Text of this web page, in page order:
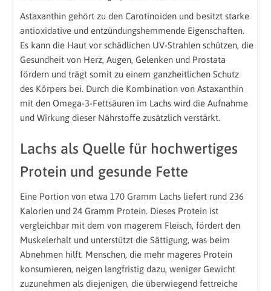
Astaxanthin gehört zu den Carotinoiden und besitzt starke
antioxidative und entzündungshemmende Eigenschaften.
Es kann die Haut vor schädlichen UV-Strahlen schützen, die
Gesundheit von Herz, Augen, Gelenken und Prostata
fördern und trägt somit zu einem ganzheitlichen Schutz
des Körpers bei. Durch die Kombination von Astaxanthin
mit den Omega-3-Fettsäuren im Lachs wird die Aufnahme
und Wirkung dieser Nährstoffe zusätzlich verstärkt.
Lachs als Quelle für hochwertiges
Protein und gesunde Fette
Eine Portion von etwa 170 Gramm Lachs liefert rund 236
Kalorien und 24 Gramm Protein. Dieses Protein ist
vergleichbar mit dem von magerem Fleisch, fördert den
Muskelerhalt und unterstützt die Sättigung, was beim
Abnehmen hilft. Menschen, die mehr mageres Protein
konsumieren, neigen langfristig dazu, weniger Gewicht
zuzunehmen als diejenigen, die überwiegend fettreiche